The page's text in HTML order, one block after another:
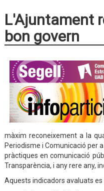
L'Ajuntament
bon govern
màxim reconeixement a la
Periodisme i Comunicació per
pràctiques en comunicació
Transparència, i any rere any,
Aquests indicadors avaluats